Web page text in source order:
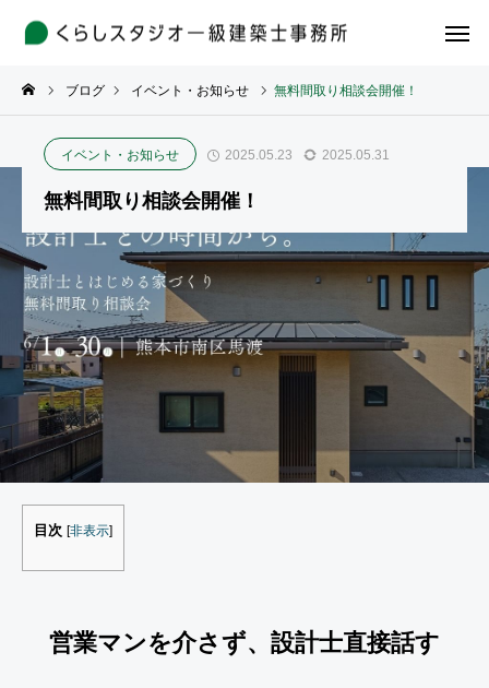
ブログ イベント・お知らせ 無料間取り相談会開催！
イベント・お知らせ 2025.05.23 2025.05.31
無料間取り相談会開催！
目次 [非表示]
営業マンを介さず、設計士直接話す